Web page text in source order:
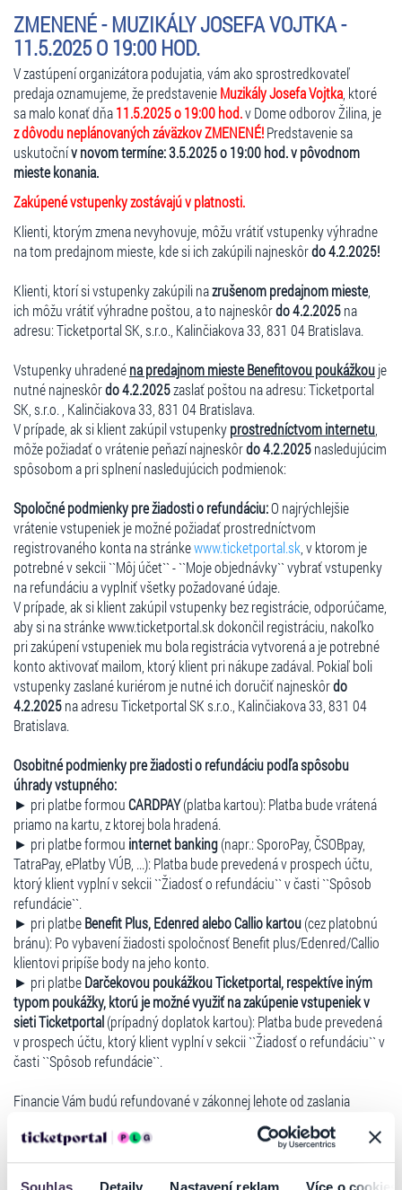
Souhlas Detaily Nastavení reklam Více o cookies
ZMENENÉ - MUZIKÁLY JOSEFA VOJTKA -
11.5.2025 O 19:00 HOD.
V zastúpení organizátora podujatia, vám ako sprostredkovateľ
predaja oznamujeme, že predstavenieMuzikály Josefa Vojtka , ktoré
sa malo konať dňa11.5.2025 o 19:00 hod.v Dome odborov Žilina, je
z dôvodu neplánovaných záväzkov ZMENENÉ!Predstavenie sa
uskutočnív novom termíne: 3.5.2025 o 19:00 hod. v pôvodnom
mieste konania.
Zakúpené vstupenky zostávajú v platnosti.
Klienti, ktorým zmena nevyhovuje, môžu vrátiť vstupenky výhradne
na tom predajnom mieste, kde si ich zakúpili najneskôrdo 4.2.2025!
Klienti, ktorí si vstupenky zakúpili nazrušenom predajnom mieste,
ich môžu vrátiť výhradne poštou, a to najneskôrdo 4.2.2025na
adresu: Ticketportal SK, s.r.o., Kalinčiakova 33, 831 04 Bratislava.
Vstupenky uhradenéna predajnom mieste Benefitovou poukážkouje
nutné najneskôrdo 4.2.2025zaslať poštou na adresu: Ticketportal
SK, s.r.o. , Kalinčiakova 33, 831 04 Bratislava.
V prípade, ak si klient zakúpil vstupenkyprostredníctvom internetu
môže požiadať o vrátenie peňazí najneskôrdo 4.2.2025nasledujúcim
spôsobom a pri splnení nasledujúcich podmienok:
Spoločné podmienky pre žiadosti o refundáciu:O najrýchlejšie
vrátenie vstupeniek je možné požiadať prostredníctvom
registrovaného konta na stránkewww.ticketportal.sk , v ktorom je
potrebné v sekcii ``Môj účet`` - ``Moje objednávky`` vybrať vstupenky
na refundáciu a vyplniť všetky požadované údaje.
V prípade, ak si klient zakúpil vstupenky bez registrácie, odporúčame,
aby si na stránke www.ticketportal.sk dokončil registráciu, nakoľko
pri zakúpení vstupeniek mu bola registrácia vytvorená a je potrebné
konto aktivovať mailom, ktorý klient pri nákupe zadával. Pokiaľ boli
vstupenky zaslané kuriérom je nutné ich doručiť najneskôrdo
4.2.2025na adresu Ticketportal SK s.r.o., Kalinčiakova 33, 831 04
Bratislava.
Osobitné podmienky pre žiadosti o refundáciu podľa spôsobu
úhrady vstupného:
► pri platbe formouCARDPAY(platba kartou): Platba bude vrátená
priamo na kartu, z ktorej bola hradená.
► pri platbe formou internet banking(napr.: SporoPay, ČSOBpay,
TatraPay, ePlatby VÚB, ...): Platba bude prevedená v prospech účtu,
ktorý klient vyplní v sekcii ``Žiadosť o refundáciu`` v časti ``Spôsob
refundácie``.
► pri platbeBenefit Plus, Edenred alebo Callio kartou(cez platobnú
bránu): Po vybavení žiadosti spoločnosť Benefit plus/Edenred/Callio
klientovi pripíše body na jeho konto.
► pri platbeDarčekovou poukážkou Ticketportal, respektíve iným
typom poukážky, ktorú je možné využiť na zakúpenie vstupeniek v
sieti Ticketportal(prípadný doplatok kartou): Platba bude prevedená
v prospech účtu, ktorý klient vyplní v sekcii ``Žiadosť o refundáciu`` v
časti ``Spôsob refundácie``.
Financie Vám budú refundované v zákonnej lehote od zaslania
Ďalšie informácie na:
TLAČOVÉ SPRÁVY